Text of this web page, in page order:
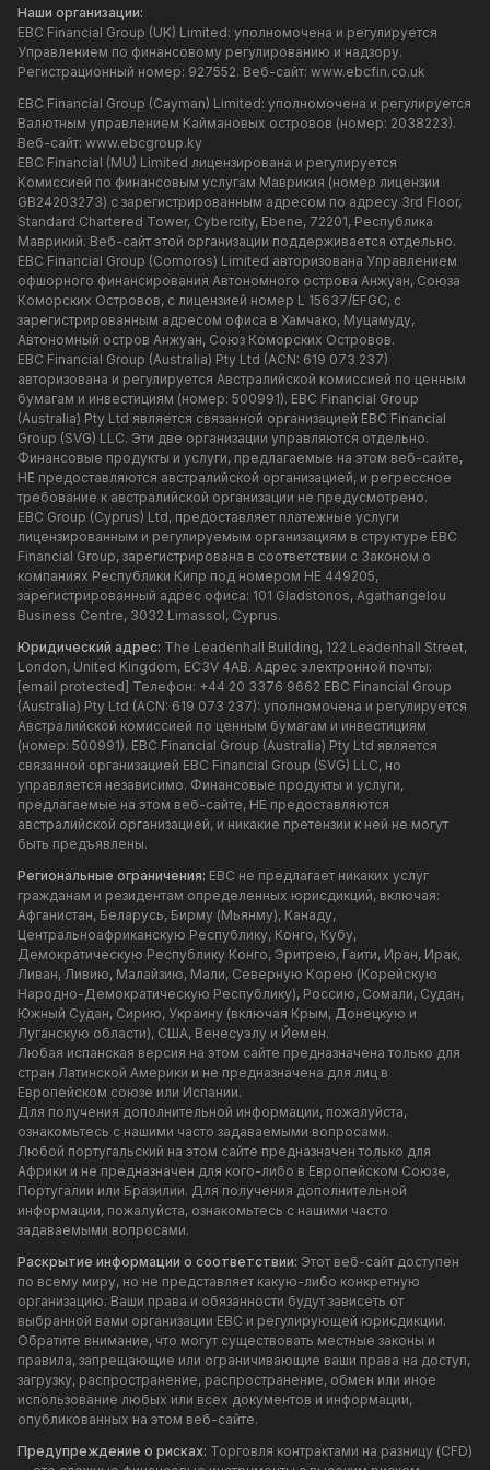
Наши организации:
EBC Financial Group (UK) Limited: уполномочена и регулируется
Управлением по финансовому регулированию и надзору.
Регистрационный номер: 927552. Веб-сайт: www.ebcfin.co.uk
EBC Financial Group (Cayman) Limited: уполномочена и регулируется
Валютным управлением Каймановых островов (номер: 2038223).
Веб-сайт: www.ebcgroup.ky
EBC Financial (MU) Limited лицензирована и регулируется
Комиссией по финансовым услугам Маврикия (номер лицензии
GB24203273) с зарегистрированным адресом по адресу 3rd Floor,
Standard Chartered Tower, Cybercity, Ebene, 72201, Республика
Маврикий. Веб-сайт этой организации поддерживается отдельно.
EBC Financial Group (Comoros) Limited авторизована Управлением
офшорного финансирования Автономного острова Анжуан, Союза
Коморских Островов, с лицензией номер L 15637/EFGC, с
зарегистрированным адресом офиса в Хамчако, Муцамуду,
Автономный остров Анжуан, Союз Коморских Островов.
EBC Financial Group (Australia) Pty Ltd (ACN: 619 073 237)
авторизована и регулируется Австралийской комиссией по ценным
бумагам и инвестициям (номер: 500991). EBC Financial Group
(Australia) Pty Ltd является связанной организацией EBC Financial
Group (SVG) LLC. Эти две организации управляются отдельно.
Финансовые продукты и услуги, предлагаемые на этом веб-сайте,
НЕ предоставляются австралийской организацией, и регрессное
требование к австралийской организации не предусмотрено.
EBC Group (Cyprus) Ltd, предоставляет платежные услуги
лицензированным и регулируемым организациям в структуре EBC
Financial Group, зарегистрирована в соответствии с Законом о
компаниях Республики Кипр под номером HE 449205,
зарегистрированный адрес офиса: 101 Gladstonos, Agathangelou
Business Centre, 3032 Limassol, Cyprus.
Юридический адрес: The Leadenhall Building, 122 Leadenhall Street,
London, United Kingdom, EC3V 4AB. Адрес электронной почты:
[email protected] Телефон: +44 20 3376 9662 EBC Financial Group
(Australia) Pty Ltd (ACN: 619 073 237): уполномочена и регулируется
Австралийской комиссией по ценным бумагам и инвестициям
(номер: 500991). EBC Financial Group (Australia) Pty Ltd является
связанной организацией EBC Financial Group (SVG) LLC, но
управляется независимо. Финансовые продукты и услуги,
предлагаемые на этом веб-сайте, НЕ предоставляются
австралийской организацией, и никакие претензии к ней не могут
быть предъявлены.
Региональные ограничения: EBC не предлагает никаких услуг
гражданам и резидентам определенных юрисдикций, включая:
Афганистан, Беларусь, Бирму (Мьянму), Канаду,
Центральноафриканскую Республику, Конго, Кубу,
Демократическую Республику Конго, Эритрею, Гаити, Иран, Ирак,
Ливан, Ливию, Малайзию, Мали, Северную Корею (Корейскую
Народно-Демократическую Республику), Россию, Сомали, Судан,
Южный Судан, Сирию, Украину (включая Крым, Донецкую и
Луганскую области), США, Венесуэлу и Йемен.
Любая испанская версия на этом сайте предназначена только для
стран Латинской Америки и не предназначена для лиц в
Европейском союзе или Испании.
Для получения дополнительной информации, пожалуйста,
ознакомьтесь с нашими часто задаваемыми вопросами.
Любой португальский на этом сайте предназначен только для
Африки и не предназначен для кого-либо в Европейском Союзе,
Португалии или Бразилии. Для получения дополнительной
информации, пожалуйста, ознакомьтесь с нашими часто
задаваемыми вопросами.
Раскрытие информации о соответствии: Этот веб-сайт доступен
по всему миру, но не представляет какую-либо конкретную
организацию. Ваши права и обязанности будут зависеть от
выбранной вами организации EBC и регулирующей юрисдикции.
Обратите внимание, что могут существовать местные законы и
правила, запрещающие или ограничивающие ваши права на доступ,
загрузку, распространение, распространение, обмен или иное
использование любых или всех документов и информации,
опубликованных на этом веб-сайте.
Предупреждение о рисках: Торговля контрактами на разницу (CFD)